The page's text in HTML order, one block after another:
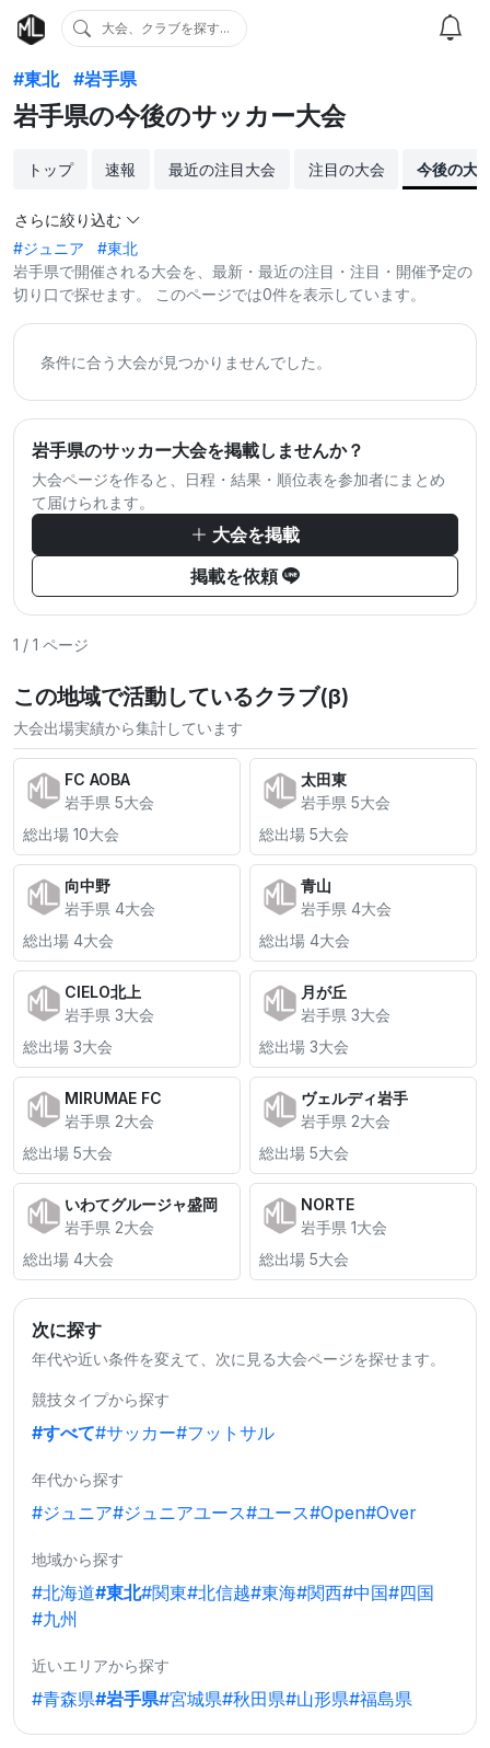
大会、クラブを探す...
#東北 #岩手県
岩手県の今後のサッカー大会
トップ 速報 最近の注目大会 注目の大会 今後の大
さらに絞り込む
#ジュニア
#東北
岩手県で開催される大会を、最新・最近の注目・注目・開催予定の
切り口で探せます。 このページでは0件を表示しています。
条件に合う大会が見つかりませんでした。
岩手県のサッカー大会を掲載しませんか？
大会ページを作ると、日程・結果・順位表を参加者にまとめ
て届けられます。
大会を掲載
掲載を依頼
1 / 1 ページ
この地域で活動しているクラブ(β)
大会出場実績から集計しています
FC AOBA
岩手県 5大会
総出場 10大会
太田東
岩手県 5大会
総出場 5大会
向中野
岩手県 4大会
総出場 4大会
青山
岩手県 4大会
総出場 4大会
CIELO北上
岩手県 3大会
総出場 3大会
月が丘
岩手県 3大会
総出場 3大会
MIRUMAE FC
岩手県 2大会
総出場 5大会
ヴェルディ岩手
岩手県 2大会
総出場 5大会
いわてグルージャ盛岡
岩手県 2大会
総出場 4大会
NORTE
岩手県 1大会
総出場 5大会
次に探す
年代や近い条件を変えて、次に見る大会ページを探せます。
競技タイプから探す
#すべて#サッカー#フットサル
年代から探す
#ジュニア#ジュニアユース#ユース#Open#Over
地域から探す
#北海道#東北#関東#北信越#東海#関西#中国#四国
#九州
近いエリアから探す
#青森県#岩手県#宮城県#秋田県#山形県#福島県